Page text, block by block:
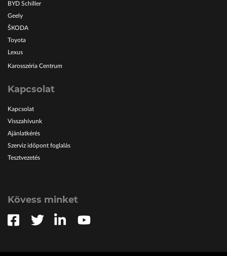
BYD Schiller
Geely
ŠKODA
Toyota
Lexus
Karosszéria Centrum
Kapcsolat
Kapcsolat
Visszahívunk
Ajánlatkérés
Szerviz időpont foglalás
Tesztvezetés
Kövess minket